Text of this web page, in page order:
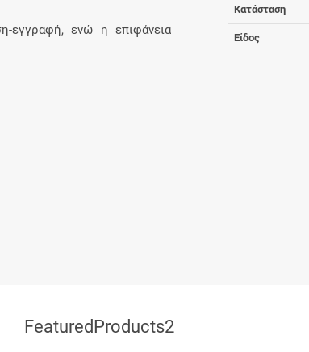
εγγραφή, ενώ η επιφάνεια
Κατάσταση
Είδος
FeaturedProducts2